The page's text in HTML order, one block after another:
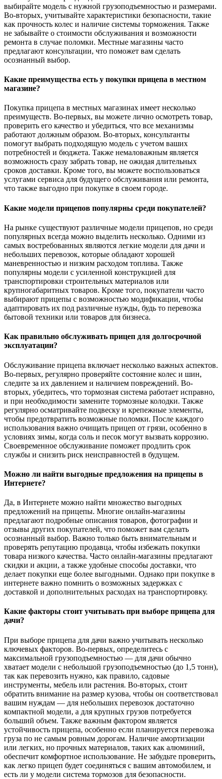
выбирайте модель с нужной грузоподъемностью и размерами.
Во-вторых, учитывайте характеристики безопасности, такие
как прочность колес и наличие системы торможения. Также
не забывайте о стоимости обслуживания и возможности
ремонта в случае поломки. Местные магазины часто
предлагают консультации, что поможет вам сделать
осознанный выбор.
Какие преимущества есть у покупки прицепа в местном
магазине?
Покупка прицепа в местных магазинах имеет несколько
преимуществ. Во-первых, вы можете лично осмотреть товар,
проверить его качество и убедиться, что все механизмы
работают должным образом. Во-вторых, консультанты
помогут выбрать подходящую модель с учетом ваших
потребностей и бюджета. Также немаловажным является
возможность сразу забрать товар, не ожидая длительных
сроков доставки. Кроме того, вы можете воспользоваться
услугами сервиса для будущего обслуживания или ремонта,
что также выгодно при покупке в своем городе.
Какие модели прицепов популярны среди покупателей?
На рынке существуют различные модели прицепов, но среди
популярных всегда можно выделить несколько. Одними из
самых востребованных являются легкие модели для дачи и
небольших перевозок, которые обладают хорошей
маневренностью и низким расходом топлива. Также
популярны модели с усиленной конструкцией для
транспортировки строительных материалов или
крупногабаритных товаров. Кроме того, покупатели часто
выбирают прицепы с возможностью модификации, чтобы
адаптировать их под различные нужды, будь то перевозка
бытовой техники или товаров для бизнеса.
Как правильно обслуживать прицеп для долгосрочной
эксплуатации?
Обслуживание прицепа включает несколько важных аспектов.
Во-первых, регулярно проверяйте состояние колес и шин,
следите за их давлением и наличием повреждений. Во-
вторых, убедитесь, что тормозная система работает исправно,
и при необходимости замените тормозные колодки. Также
регулярно осматривайте подвеску и крепежные элементы,
чтобы предотвратить возможные поломки. После каждого
использования важно очищать прицеп от грязи, особенно в
условиях зимы, когда соль и песок могут вызвать коррозию.
Своевременное обслуживание поможет продлить срок
службы и снизить риск неисправностей в будущем.
Можно ли найти выгодные предложения на прицепы в
Интернете?
Да, в Интернете можно найти множество выгодных
предложений на прицепы. Многие онлайн-магазины
предлагают подробные описания товаров, фотографии и
отзывы других покупателей, что поможет вам сделать
осознанный выбор. Важно только быть внимательным и
проверять репутацию продавца, чтобы избежать покупки
товара низкого качества. Часто онлайн-магазины предлагают
скидки и акции, а также удобные способы доставки, что
делает покупки еще более выгодными. Однако при покупке в
интернете важно помнить о возможных задержках с
доставкой и дополнительных расходах на транспортировку.
Какие факторы стоит учитывать при выборе прицепа для
дачи?
При выборе прицепа для дачи важно учитывать несколько
ключевых факторов. Во-первых, определитесь с
максимальной грузоподъемностью — для дачи обычно
хватает модели с небольшой грузоподъемностью (до 1,5 тонн),
так как перевозить нужно, как правило, садовые
инструменты, мебель или растения. Во-вторых, стоит
обратить внимание на размер кузова, чтобы он соответствовал
вашим нуждам — для небольших перевозок достаточно
компактной модели, а для крупных грузов потребуется
больший объем. Также важным фактором является
устойчивость прицепа, особенно если планируется перевозка
груза по не самым ровным дорогам. Наличие амортизации
или легких, но прочных материалов, таких как алюминий,
обеспечит комфортное использование. Не забудьте проверить,
как легко прицеп будет соединяться с вашим автомобилем, и
есть ли у модели система тормозов для безопасности.